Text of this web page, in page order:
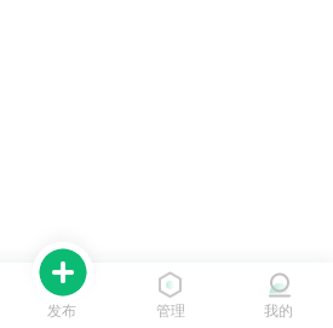
发布 管理 我的